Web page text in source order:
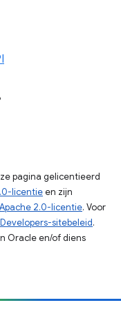
pagina gelicentieerd
licentieen zijn
Apache 2.0-licentie. Voor
sitebeleid.
Oracle en/of diens